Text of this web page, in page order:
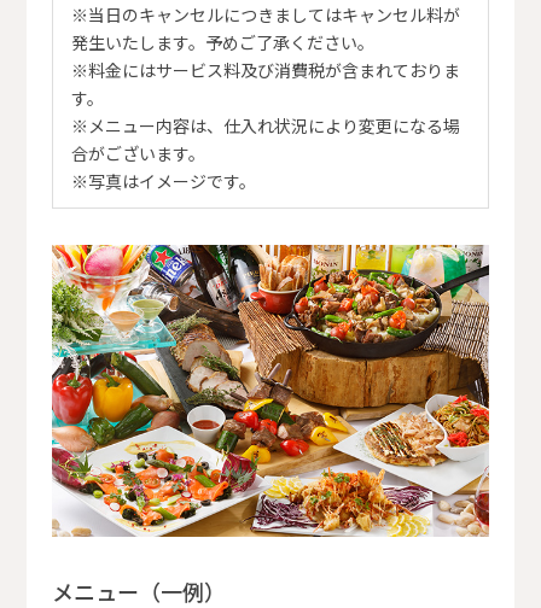
※当日のキャンセルにつきましてはキャンセル料が
発生いたします。予めご了承ください。
※料金にはサービス料及び消費税が含まれておりま
す。
※メニュー内容は、仕入れ状況により変更になる場
合がございます。
※写真はイメージです。
メニュー（一例）